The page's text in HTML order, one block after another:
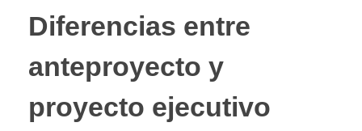
Diferencias entre
anteproyecto y
proyecto ejecutivo